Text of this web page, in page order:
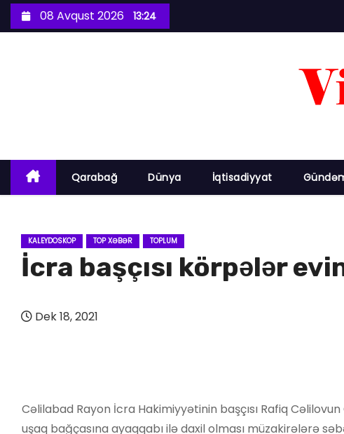
k
08 Avqust 2026 13:24
Qarabağ Dünya İqtisadiyyat
KALEYDOSKOP TOP XƏBƏR TOPLUM
İcra başçısı körpələr
Dek 18, 2021
Cəlilabad Rayon İcra Hakimiyyətinin başçısı Rafiq
uşaq bağçasına ayaqqabı ilə daxil olması müzakirələrə